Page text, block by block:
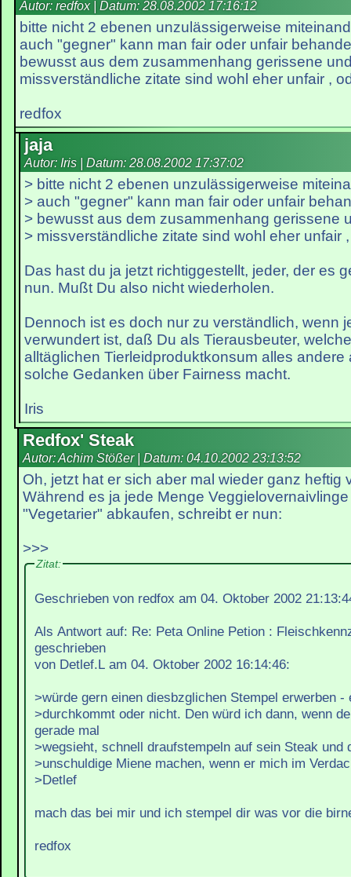
Autor: redfox | Datum: 28.08.2002 17:16:12
bitte nicht 2 ebenen unzulässigerweise
auch "gegner" kann man fair oder unfair
bewusst aus dem zusammenhang gerissene
missverständliche zitate sind wohl eher unfair ,
redfox
jaja
Autor: Iris | Datum: 28.08.2002 17:37:02
> bitte nicht 2 ebenen unzulässigerweise
> auch "gegner" kann man fair oder unfair
> bewusst aus dem zusammenhang gerissene
> missverständliche zitate sind wohl eher unfair
Das hast du ja jetzt richtiggestellt, jeder, der es
nun. Mußt Du also nicht wiederholen.
Dennoch ist es doch nur zu verständlich, wenn
verwundert ist, daß Du als Tierausbeuter,
alltäglichen Tierleidproduktkonsum alles andere
solche Gedanken über Fairness macht.
Iris
Redfox' Steak
Autor: Achim Stößer | Datum: 04.10.2002 23:13:52
Oh, jetzt hat er sich aber mal wieder ganz heftig
Während es ja jede Menge
"Vegetarier" abkaufen, schreibt er nun:
>>>
Zitat:
Geschrieben von redfox am 04. Oktober 2002
Als Antwort auf: Re: Peta Online Petion :
geschrieben
von Detlef.L am 04. Oktober 2002 16:14:46:
>würde gern einen diesbzglichen Stempel erwerben -
>durchkommt oder nicht. Den würd ich dann, wenn
gerade mal
>wegsieht, schnell draufstempeln auf sein Steak und
>unschuldige Miene machen, wenn er mich im
>Detlef
mach das bei mir und ich stempel dir was vor die
redfox